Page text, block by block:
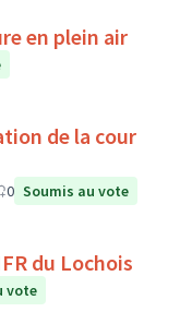
en plein air
de la cour
0 Soumis au vote
du Lochois
vote